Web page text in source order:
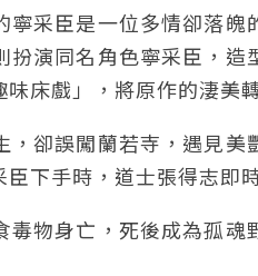
采臣是一位多情卻落
演同名角色寧采臣，
床戲」，將原作的淒美
卻誤闖蘭若寺，遇見美
下手時，道士張得志即
物身亡，死後成為孤